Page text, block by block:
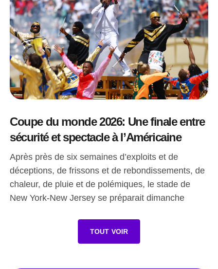
Coupe du monde 2026: Une finale entre
sécurité et spectacle à l’Américaine
Après près de six semaines d’exploits et de
déceptions, de frissons et de rebondissements, de
chaleur, de pluie et de polémiques, le stade de
New York-New Jersey se préparait dimanche
TOUT VOIR